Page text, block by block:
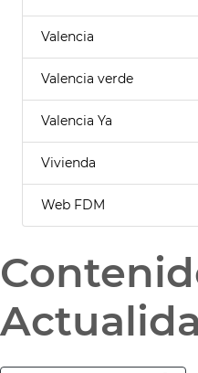
Valencia
Valencia verde
Valencia Ya
Vivienda
Web FDM